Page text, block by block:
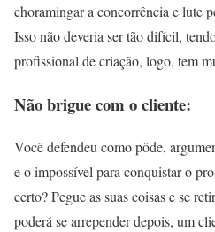
choramingar a concorrência e lute
Isso não deveria ser tão difícil,
profissional de criação, logo, tem
Não brigue com o cliente:
Você defendeu como pôde,
e o impossível para conquistar o
certo? Pegue as suas coisas e se
poderá se arrepender depois, um